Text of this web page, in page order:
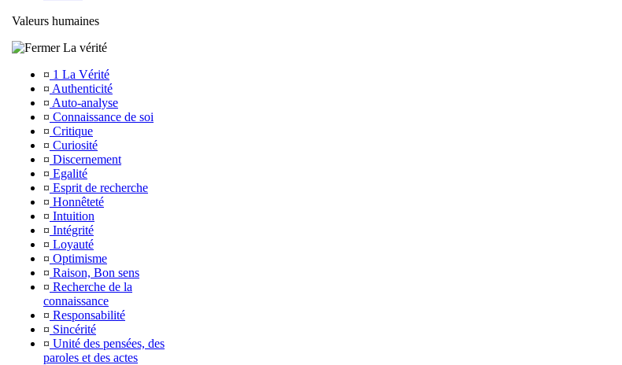
Valeurs humaines
La vérité
¤ 1 La Vérité
¤ Authenticité
¤ Auto-analyse
¤ Connaissance de soi
¤ Critique
¤ Curiosité
¤ Discernement
¤ Egalité
¤ Esprit de recherche
¤ Honnêteté
¤ Intuition
¤ Intégrité
¤ Loyauté
¤ Optimisme
¤ Raison, Bon sens
¤ Recherche de la
connaissance
¤ Responsabilité
¤ Sincérité
¤ Unité des pensées, des
paroles et des actes